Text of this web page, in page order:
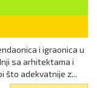
i igraonica u
sa arhitektama i
što adekvatnije z...